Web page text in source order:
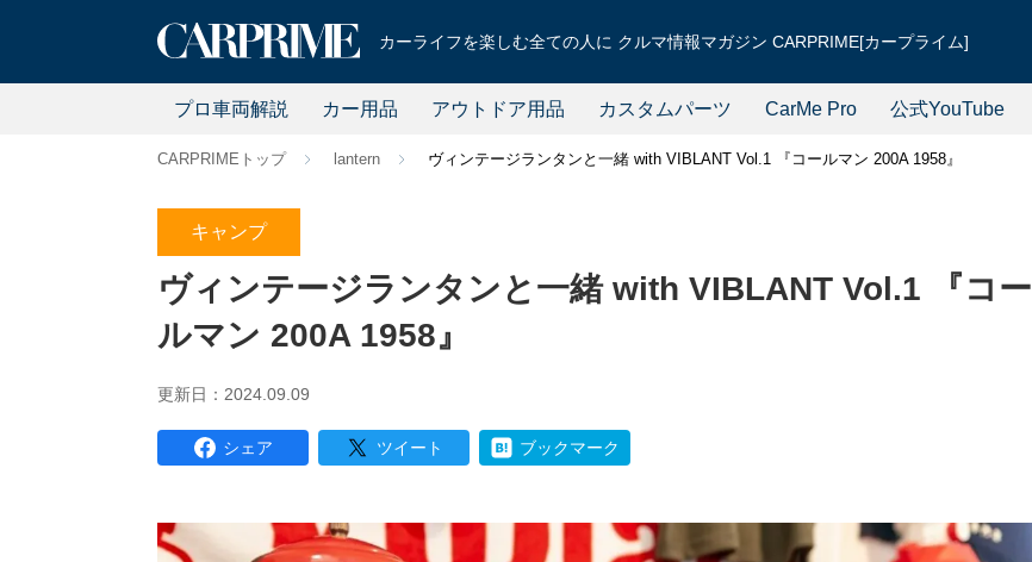
カーライフを楽しむ全ての人に クルマ情報マガジン CARPRIME[カープライム]
プロ車両解説 カー用品 アウトドア用品 カスタムパーツ CarMe Pro 公式YouTube
CARPRIMEトップ lantern ヴィンテージランタンと一緒 with VIBLANT Vol.1 『コールマン 200A 1958』
キャンプ
ヴィンテージランタンと一緒 with VIBLANT Vol.1 『コー
ルマン 200A 1958』
更新日：2024.09.09
シェア ツイート ブックマーク